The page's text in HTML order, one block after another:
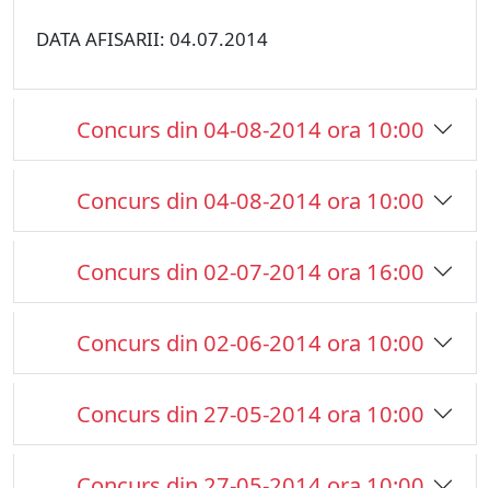
DATA AFISARII: 04.07.2014
Concurs din 04-08-2014 ora 10:00
Concurs din 04-08-2014 ora 10:00
Concurs din 02-07-2014 ora 16:00
Concurs din 02-06-2014 ora 10:00
Concurs din 27-05-2014 ora 10:00